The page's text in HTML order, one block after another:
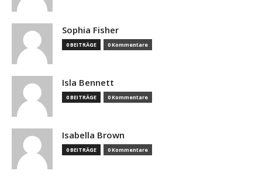
Sophia Fisher
0 BEITRÄGE 0 Kommentare
Isla Bennett
0 BEITRÄGE 0 Kommentare
Isabella Brown
0 BEITRÄGE 0 Kommentare